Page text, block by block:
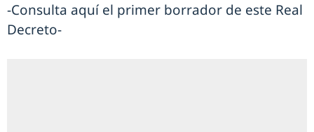
-Consulta aquí el primer borrador de este Real
Decreto-